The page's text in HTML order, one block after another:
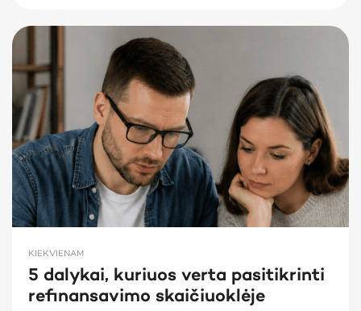
KIEKVIENAM
5 dalykai, kuriuos verta pasitikrinti
refinansavimo skaičiuoklėje